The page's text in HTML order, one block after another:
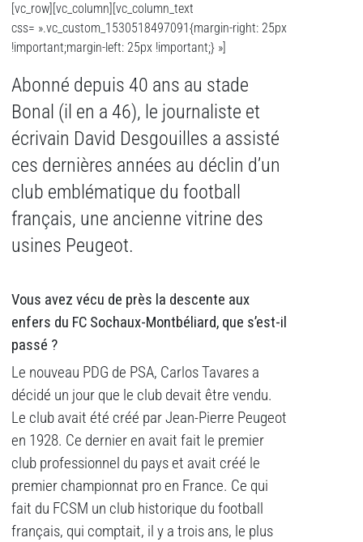
[vc_row][vc_column][vc_column_text
css= ».vc_custom_1530518497091{margin-right: 25px
!important;margin-left: 25px !important;} »]
Abonné depuis 40 ans au stade
Bonal (il en a 46), le journaliste et
écrivain David Desgouilles a assisté
ces dernières années au déclin d’un
club emblématique du football
français, une ancienne vitrine des
usines Peugeot.
Vous avez vécu de près la descente aux
enfers du FC Sochaux-Montbéliard, que s’est-il
passé ?
Le nouveau PDG de PSA, Carlos Tavares a
décidé un jour que le club devait être vendu.
Le club avait été créé par Jean-Pierre Peugeot
en 1928. Ce dernier en avait fait le premier
club professionnel du pays et avait créé le
premier championnat pro en France. Ce qui
fait du FCSM un club historique du football
français, qui comptait, il y a trois ans, le plus